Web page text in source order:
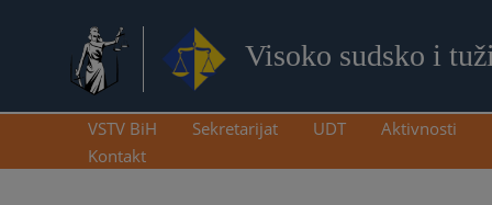
Visoko sudsko i
VSTV BiH Sekretarijat UDT Aktivnosti
Kontakt